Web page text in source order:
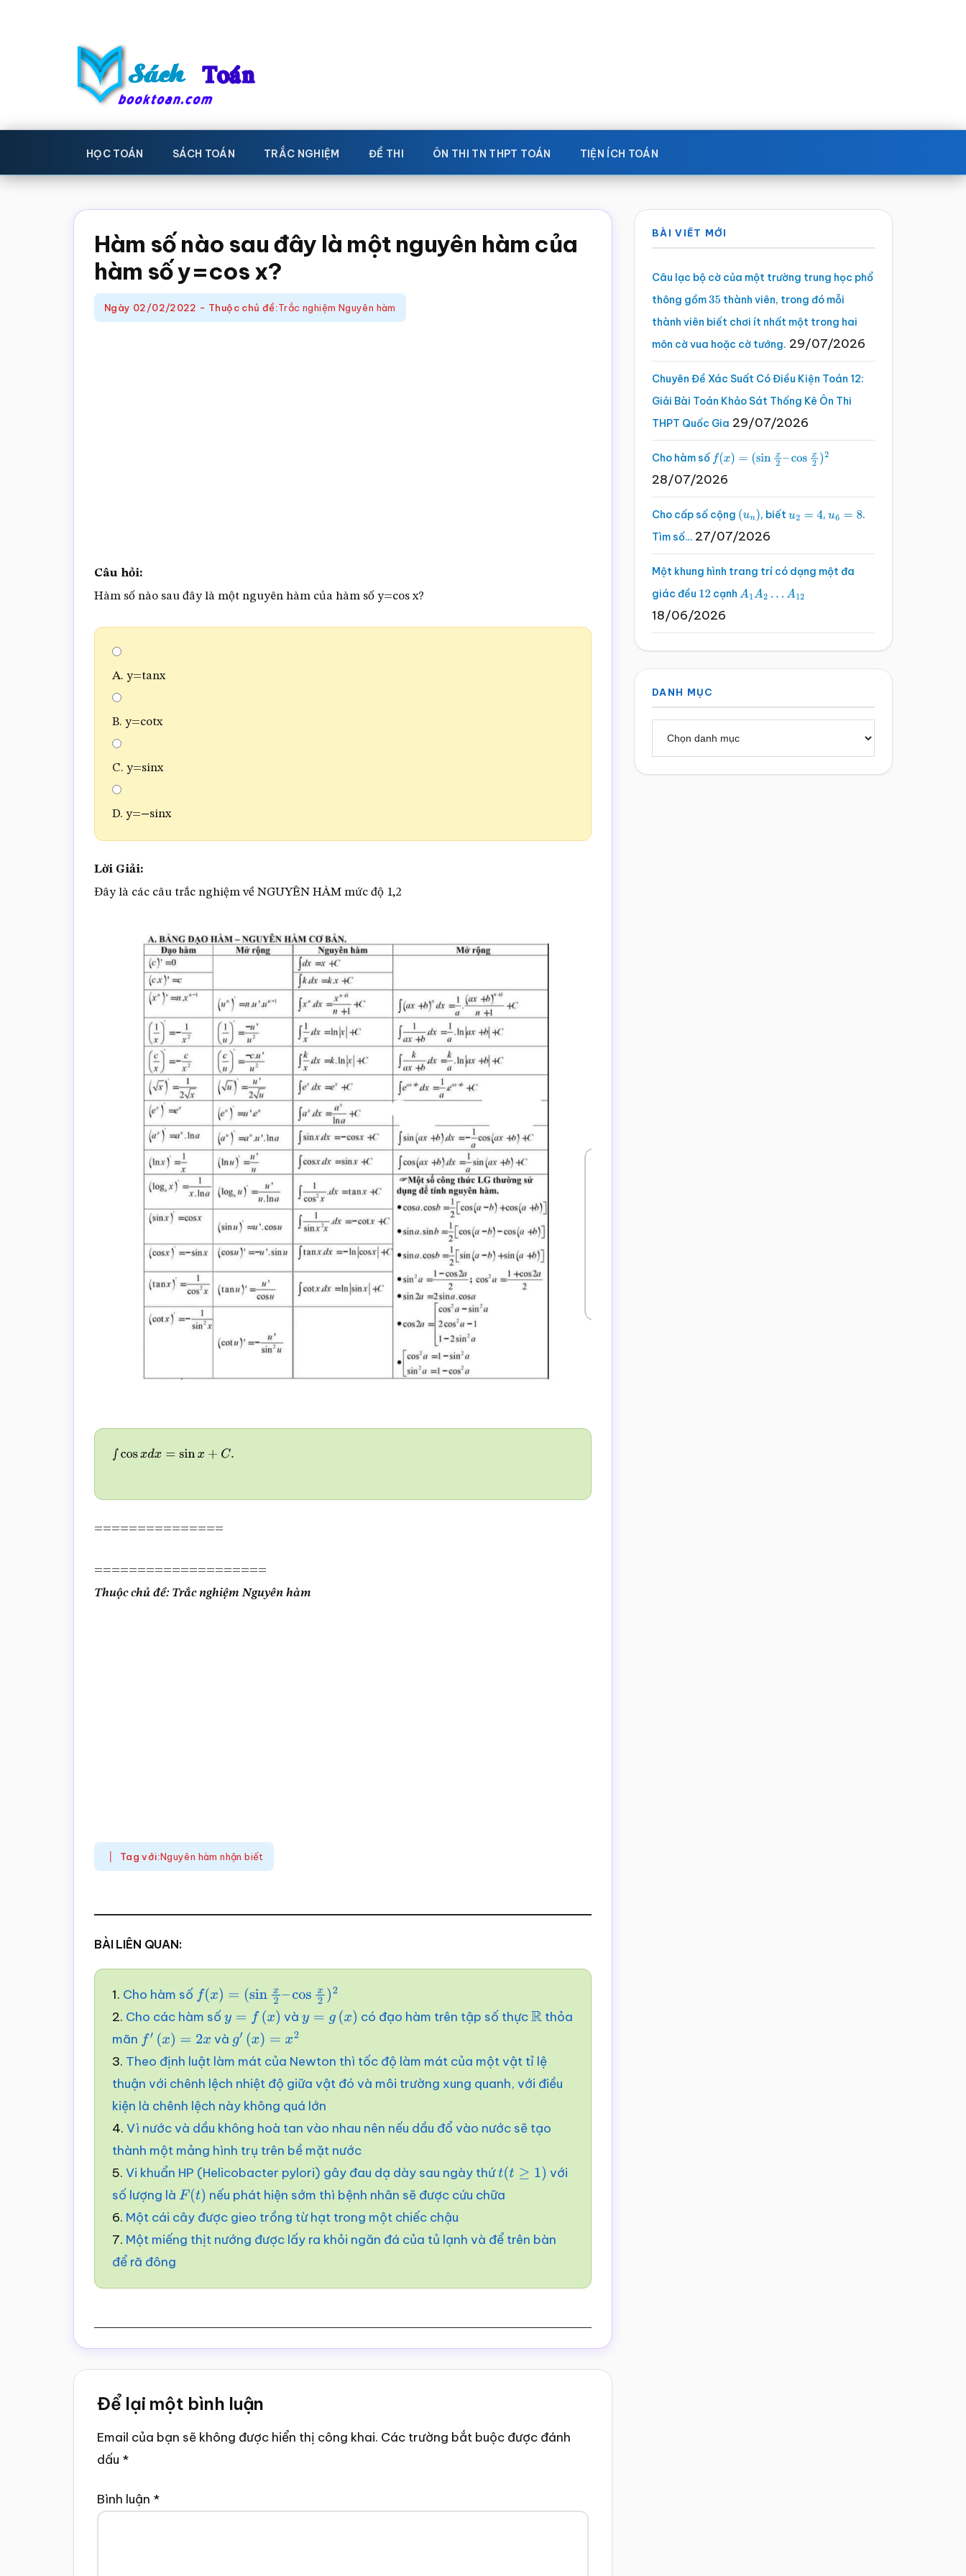
Sách
Toán
-
Học
toán
Học
toán,
toán,
Sách
giáo
khoa
Toán,
trắc
HỌC TOÁN SÁCH TOÁN TRẮC NGHIỆM ĐỀ THI ÔN THI TN THPT TOÁN TIỆN ÍCH TOÁN
Hàm số nào sau đây là một nguyên hàm của
hàm số y=cos x?
Ngày 02/02/2022 - Thuộc chủ đề:Trắc nghiệm Nguyên hàm
Câu hỏi:
Hàm số nào sau đây là một nguyên hàm của hàm số y=cos x?
A. y=tan⁡x
B. y=cot⁡x
C. y=sin⁡x
D. y=−sinx
Lời Giải:
Đây là các câu trắc nghiệm về NGUYÊN HÀM mức độ 1,2
∫cosxdx=sin x+C.
===============
====================
Thuộc chủ đề: Trắc nghiệm Nguyên hàm
Tag với:Nguyên hàm nhận biết
BÀI LIÊN QUAN:
1. Cho hàm số f(x)= (sinx2–cosx2 )2
2. Cho các hàm số y =f( x ) vày =g (x ) có đạo hàm trên tập số thựcRthỏa
mãn f′( x)= 2x và g′ (x)=x2
3. Theo định luật làm mát của Newton thì tốc độ làm mát của một vật tỉ lệ
thuận với chênh lệch nhiệt độ giữa vật đó và môi trường xung quanh, với điều
kiện là chênh lệch này không quá lớn
4. Vì nước và dầu không hoà tan vào nhau nên nếu dầu đổ vào nước sẽ tạo
thành một mảng hình trụ trên bề mặt nước
5. Vi khuẩn HP (Helicobacter pylori) gây đau dạ dày sau ngày thứt(t ≥1)
với
số lượng là F(t) nếu phát hiện sớm thì bệnh nhân sẽ được cứu chữa
6. Một cái cây được gieo trồng từ hạt trong một chiếc chậu
7. Một miếng thịt nướng được lấy ra khỏi ngăn đá của tủ lạnh và để trên bàn
để rã đông
Reader
Interactions
Để lại một bình luận
Email của bạn sẽ không được hiển thị công khai. Các trường bắt buộc được đánh
dấu *
Bình luận *
Sidebar
chính
BÀI VIẾT MỚI
Câu lạc bộ cờ của một trường trung học phổ
thông gồm35 thành viên, trong đó mỗi
thành viên biết chơi ít nhất một trong hai
môn cờ vua hoặc cờ tướng. 29/07/2026
Chuyên Đề Xác Suất Có Điều Kiện Toán 12:
Giải Bài Toán Khảo Sát Thống Kê Ôn Thi
THPT Quốc Gia 29/07/2026
Cho hàm số f(x)=(sinx2 –cosx2 )2
28/07/2026
Cho cấp số cộng (un), biếtu2 =4 , u6 =8
.
Tìm số… 27/07/2026
Một khung hình trang trí có dạng một đa
giác đều 12 cạnh A1A2…A 12
18/06/2026
DANH MỤC